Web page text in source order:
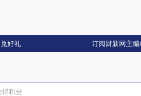
好礼 订阅财新网主
得积分